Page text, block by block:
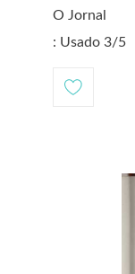
O Jornal
: Usado 3/5